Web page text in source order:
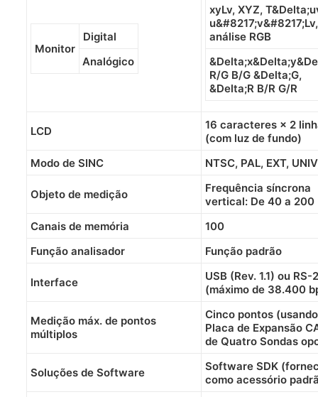
Monitor
Digital
Analógico
xyLv, XYZ,
u&#8217;v&#8217;Lv,
análise RGB
R/G B/G &Delta;G,
&Delta;R B/R G/R
LCD
16 caracteres × 2
(com luz de fundo)
Modo de SINC
NTSC, PAL, EXT,
Objeto de medição
Frequência síncrona
vertical: De 40 a 200
Canais de memória
100
Função analisador
Função padrão
Interface
USB (Rev. 1.1) ou RS-
(máximo de 38.400
Medição máx. de pontos
múltiplos
Cinco pontos
Placa de Expansão
de Quatro Sondas
Soluções de Software
Software SDK
como acessório